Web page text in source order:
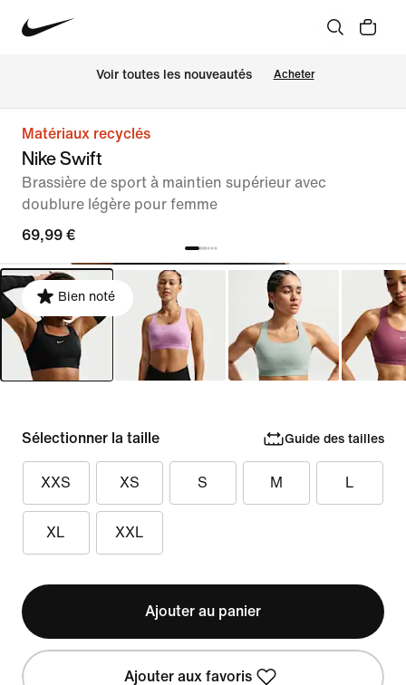
Voir toutes les nouveautés Acheter
Matériaux recyclés
Nike Swift
Brassière de sport à maintien supérieur avec
doublure légère pour femme
69,99 €
Bien noté
Sélectionner la taille Guide des tailles
XXS XS S M L
XL XXL
Ajouter au panier
Ajouter aux favoris